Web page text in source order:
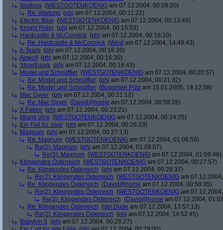
Waltons (WESTGOTENKOENIG am 07.12.2004, 00:09:20)
Re: Waltons (phj am 07.12.2004, 00:11:22)
Electric Blue (WESTGOTENKOENIG am 07.12.2004, 00:13:49)
Knight Rider (phj am 07.12.2004, 00:15:53)
Hardcastle & McCormick (phj am 07.12.2004, 00:16:10)
Re: Hardcastle & McCormick (West am 07.12.2004, 14:49:43)
A-Team (phj am 07.12.2004, 00:16:20)
Airwolf(phj am 07.12.2004, 00:16:30)
Streethawk (phj am 07.12.2004, 00:16:43)
Model und Schnüffler (WESTGOTENKOENIG am 07.12.2004, 00:20:57)
Re: Model und Schnüffler (phj am 07.12.2004, 00:21:32)
Re: Model und Schnüffler (Bogomier Pütz am 15.01.2005, 19:12:58)
Mac Gyver (phj am 07.12.2004, 00:21:12)
Re: Mac Gyver (David@home am 07.12.2004, 00:59:26)
X Faktor (phj am 07.12.2004, 00:23:21)
Miami Vice (WESTGOTENKOENIG am 07.12.2004, 00:24:25)
Ein Fall für zwei (phj am 07.12.2004, 00:26:23)
Magnum (phj am 07.12.2004, 00:27:13)
Re: Magnum (WESTGOTENKOENIG am 07.12.2004, 01:06:56)
Re(2): Magnum (phj am 07.12.2004, 01:08:07)
Re(3): Magnum (WESTGOTENKOENIG am 07.12.2004, 01:09:46)
Klingendes Österreich (WESTGOTENKOENIG am 07.12.2004, 00:27:57)
Re: Klingendes Österreich (phj am 07.12.2004, 00:28:37)
Re(2): Klingendes Österreich (WESTGOTENKOENIG am
Re: Klingendes Österreich (David@home am 07.12.2004, 00:58:35)
Re(2): Klingendes Österreich (WESTGOTENKOENIG am
Re(3): Klingendes Österreich (David@home am 07.12.2004,
Re: Klingendes Österreich (der.Dude am 07.12.2004, 13:57:13)
Re(2): Klingendes Österreich (phj am 07.12.2004, 14:52:45)
Babylon 5 (phj am 07.12.2004, 00:28:27)